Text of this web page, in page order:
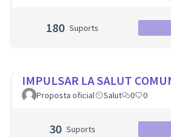
180 Suports
IMPULSAR LA SALUT
Proposta oficial Salut 0 0
30 Suports